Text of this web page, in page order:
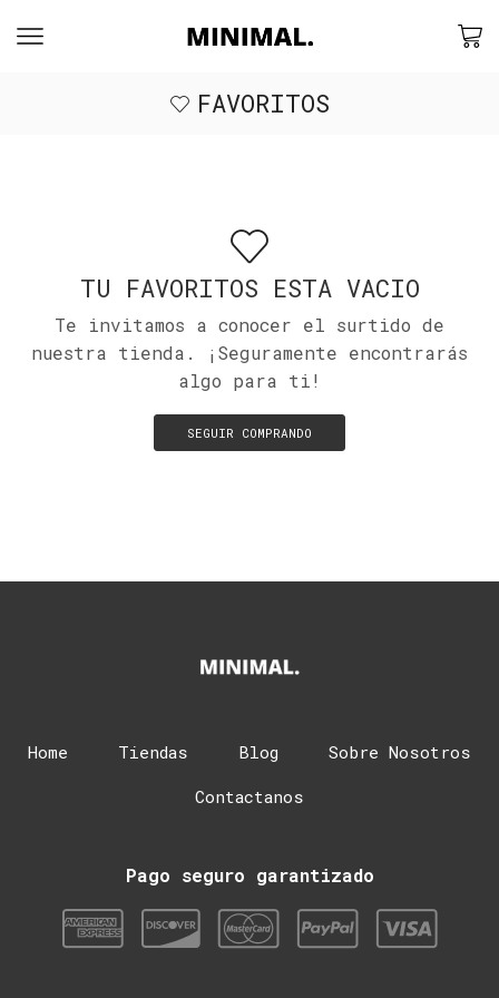
FAVORITOS
TU FAVORITOS ESTA VACIO
Te invitamos a conocer el surtido de
nuestra tienda. ¡Seguramente encontrarás
algo para ti!
SEGUIR COMPRANDO
Home Tiendas Blog
Sobre Nosotros
Contactanos
Pago seguro garantizado